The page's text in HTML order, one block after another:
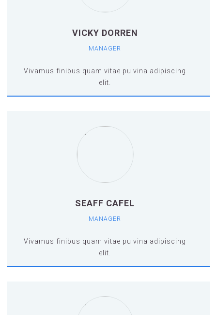
VICKY DORREN
MANAGER
Vivamus finibus quam vitae pulvina adipiscing
elit.
Vivamus finibus quam vitae pulvina adipiscing
pulvina adipiscing elit.vamus finibus quam
SEAFF CAFEL
MANAGER
Vivamus finibus quam vitae pulvina adipiscing
elit.
Vivamus finibus quam vitae pulvina adipiscing
pulvina adipiscing elit.vamus finibus quam